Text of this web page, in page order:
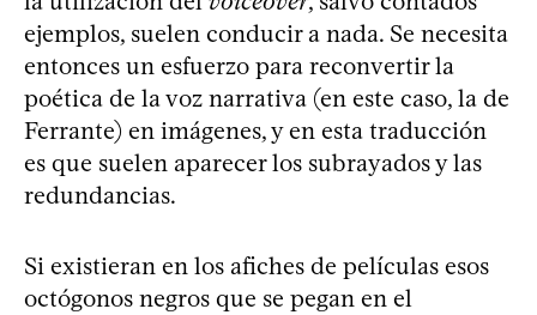
ejemplos, suelen conducir a nada. Se necesita
entonces un esfuerzo para reconvertir la
poética de la voz narrativa (en este caso, la de
Ferrante) en imágenes, y en esta traducción
es que suelen aparecer los subrayados y las
redundancias.
Si existieran en los afiches de películas esos
octógonos negros que se pegan en el